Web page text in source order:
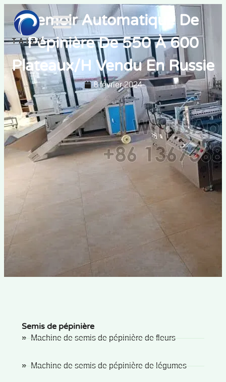
Semoir Automatique De
Pépinière De 550 À 600
Plateaux/h Vendu En Russie
8 février 2024
Semis de pépinière
Machine de semis de pépinière de fleurs
Machine de semis de pépinière de légumes